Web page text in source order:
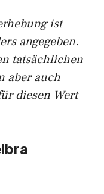
ist
angegeben.
tatsächlichen
aber auch
diesen Wert